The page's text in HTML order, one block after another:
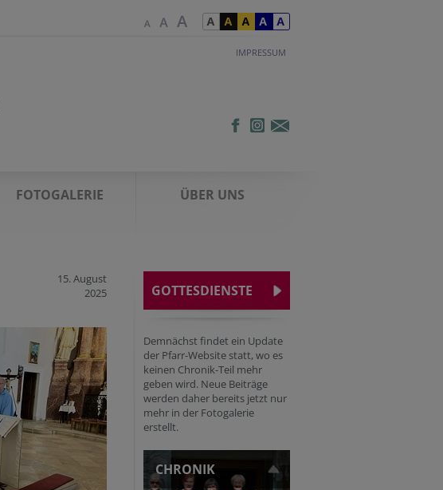
IMPRESSUM
FOTOGALERIE ÜBER UNS
15. August
2025
GOTTESDIENSTE
Demnächst findet ein Update
der Pfarr-Website statt, wo es
keinen Chronik-Teil mehr
geben wird. Neue Beiträge
werden daher bereits jetzt nur
mehr in der Fotogalerie
erstellt.
CHRONIK